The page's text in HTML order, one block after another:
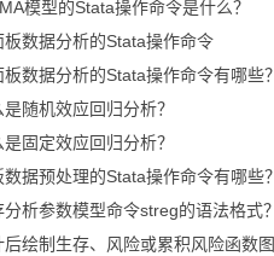
模型的Stata操作命令是什么？
板数据分析的Stata操作命令
板数据分析的Stata操作命令有哪些？
随机效应回归分析？
固定效应回归分析？
数据预处理的Stata操作命令有哪些？
分析参数模型命令streg的语法格式？